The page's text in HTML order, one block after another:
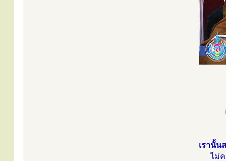
เรานั้น
ไม่